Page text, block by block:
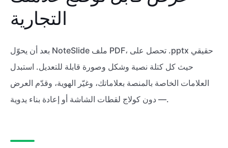
التجارية
بعد أن يحوّل NoteSlide ملف PDF، تحصل على .pptx حقيقي
حيث كل كتلة نصية وشكل وصورة قابلة للتعديل. استبدل
العلامات الخاصة بالمنصة بعلاماتك، وغيّر الهوية، وقدّم العرض
— دون كولاج لقطات الشاشة أو إعادة بناء يدوية.